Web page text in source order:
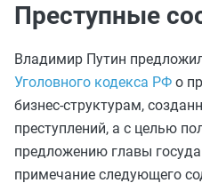
Преступные
Владимир Путин
Уголовного кодекса РФ о
бизнес-структурам,
преступлений, а с целью
предложению главы
примечание следующего